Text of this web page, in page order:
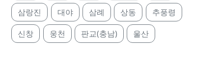
삼랑진 대야 삼례 상동 추풍령
신창 웅천 판교(충남) 울산